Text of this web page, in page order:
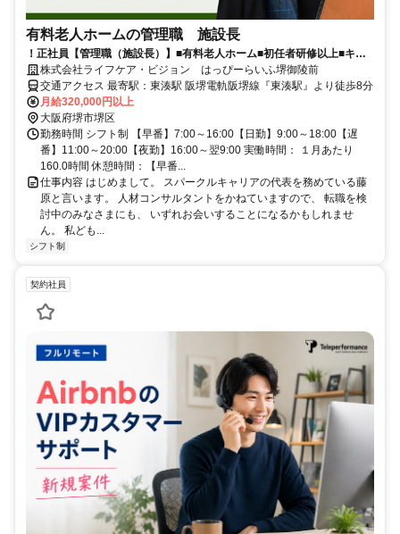
有料老人ホームの管理職 施設長
！正社員【管理職（施設長）】■有料老人ホーム■初任者研修以上■キャ
リアアップ応援！
株式会社ライフケア・ビジョン はっぴーらいふ堺御陵前
交通アクセス 最寄駅：東湊駅 阪堺電軌阪堺線『東湊駅』より徒歩8分
月給320,000円以上
大阪府堺市堺区
勤務時間 シフト制 【早番】7:00～16:00【日勤】9:00～18:00【遅
番】11:00～20:00【夜勤】16:00～翌9:00 実働時間： １月あたり
160.0時間 休憩時間：【早番...
仕事内容 はじめまして。 スパークルキャリアの代表を務めている藤
原と言います。 人材コンサルタントをかねていますので、 転職を検
討中のみなさまにも、 いずれお会いすることになるかもしれませ
ん。 私ども...
シフト制
契約社員